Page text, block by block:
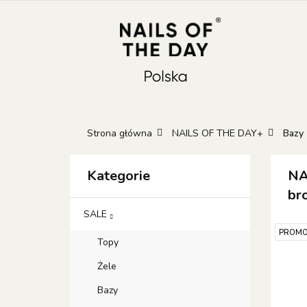
KATEGORIE
Strona główna NAILS OF THE DAY+ Bazy
Kategorie
SALE
Topy
Żele
Bazy